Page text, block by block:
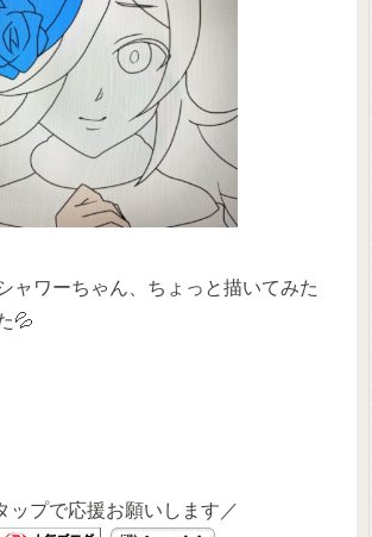
ャワーちゃん、ちょっと描いてみた
💦
ップで応援お願いします／